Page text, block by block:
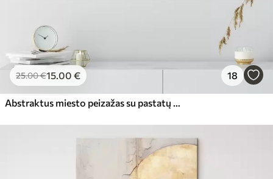
25.00€15.00 € 18
Abstraktus miesto peizažas su pastatų atspindžiais vandenyje, sukurtas neutraliais tonais su šiltų atspalvių akcentais